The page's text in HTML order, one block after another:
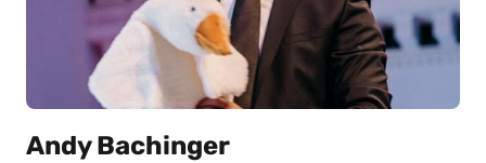
Andy Bachinger